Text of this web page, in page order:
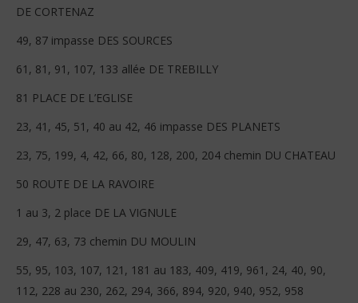
DE CORTENAZ
49, 87 impasse DES SOURCES
61, 81, 91, 107, 133 allée DE TREBILLY
81 PLACE DE L’EGLISE
23, 41, 45, 51, 40 au 42, 46 impasse DES PLANETS
23, 75, 199, 4, 42, 66, 80, 128, 200, 204 chemin DU CHATEAU
50 ROUTE DE LA RAVOIRE
1 au 3, 2 place DE LA VIGNULE
29, 47, 63, 73 chemin DU MOULIN
55, 95, 103, 107, 121, 181 au 183, 409, 419, 961, 24, 40, 90,
112, 228 au 230, 262, 294, 366, 894, 920, 940, 952, 958